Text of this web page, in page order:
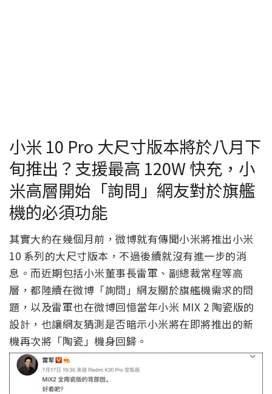
小米 10 Pro 大尺寸版本將於八月下
旬推出？支援最高 120W 快充，小
米高層開始「詢問」網友對於旗艦
機的必須功能
其實大約在幾個月前，微博就有傳聞小米將推出小米
10 系列的大尺寸版本，不過後續就沒有進一步的消
息。而近期包括小米董事長雷軍、副總裁常程等高
層，都陸續在微博「詢問」網友關於旗艦機需求的問
題，以及雷軍也在微博回憶當年小米 MIX 2 陶瓷版的
設計，也讓網友猜測是否暗示小米將在即將推出的新
機再次將「陶瓷」機身回歸。